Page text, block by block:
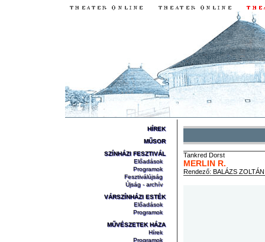
HÍREK
MŰSOR
SZÍNHÁZI FESZTIVÁL
Előadások
Programok
Fesztiválújság
Újság - archív
VÁRSZÍNHÁZI ESTÉK
Előadások
Programok
MŰVÉSZETEK HÁZA
Hírek
Programok
Tankred Dorst
MERLIN R.
Rendező: BALÁZS ZOLTÁN